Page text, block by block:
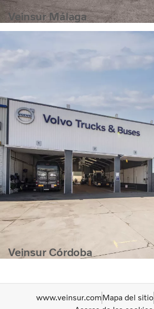
Veinsur Málaga
Veinsur Córdoba
www.veinsur.comMapa del sitio